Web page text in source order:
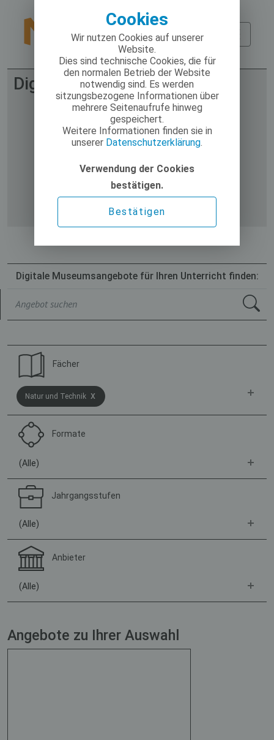
Cookies
Wir nutzen Cookies auf unserer
Website.
Dies sind technische Cookies, die für
den normalen Betrieb der Website
notwendig sind. Es werden
sitzungsbezogene Informationen über
mehrere Seitenaufrufe hinweg
gespeichert.
Weitere Informationen finden sie in
unserer Datenschutzerklärung.
Verwendung der Cookies
bestätigen.
Bestätigen
Digitale Museumsangebote
Digitale Museumsangebote für Ihren Unterricht finden:
Fächer
Natur und Technik x
Formate
(Alle)
Jahrgangsstufen
(Alle)
Anbieter
(Alle)
Angebote zu Ihrer Auswahl